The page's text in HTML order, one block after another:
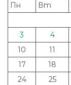
Пн
Вт
3
4
10
11
17
18
24
25